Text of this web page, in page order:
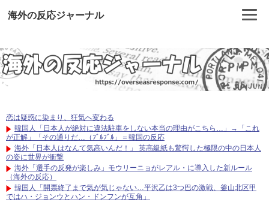
海外の反応ジャーナル
恋は疑惑に染まり、狂気へ変わる
韓国人「日本人が絶対に違法駐車をしない本当の理由がこちら…」→「これ
が正解」「その通りだ…（ﾌﾞﾙﾌﾞﾙ」＝韓国の反応
海外「日本人はなんて気高いんだ！」 英高級紙も驚愕した極限の中の日本人
の姿に世界が衝撃
海外「選手の反発が楽しみ」モウリーニョがレアル・に導入した新ルール
（海外の反応）
韓国人「開票終了まで気が気じゃない…平沢乙は3つ巴の激戦、釜山北区甲
ではハ・ジョンウとハン・ドンフンが互角」